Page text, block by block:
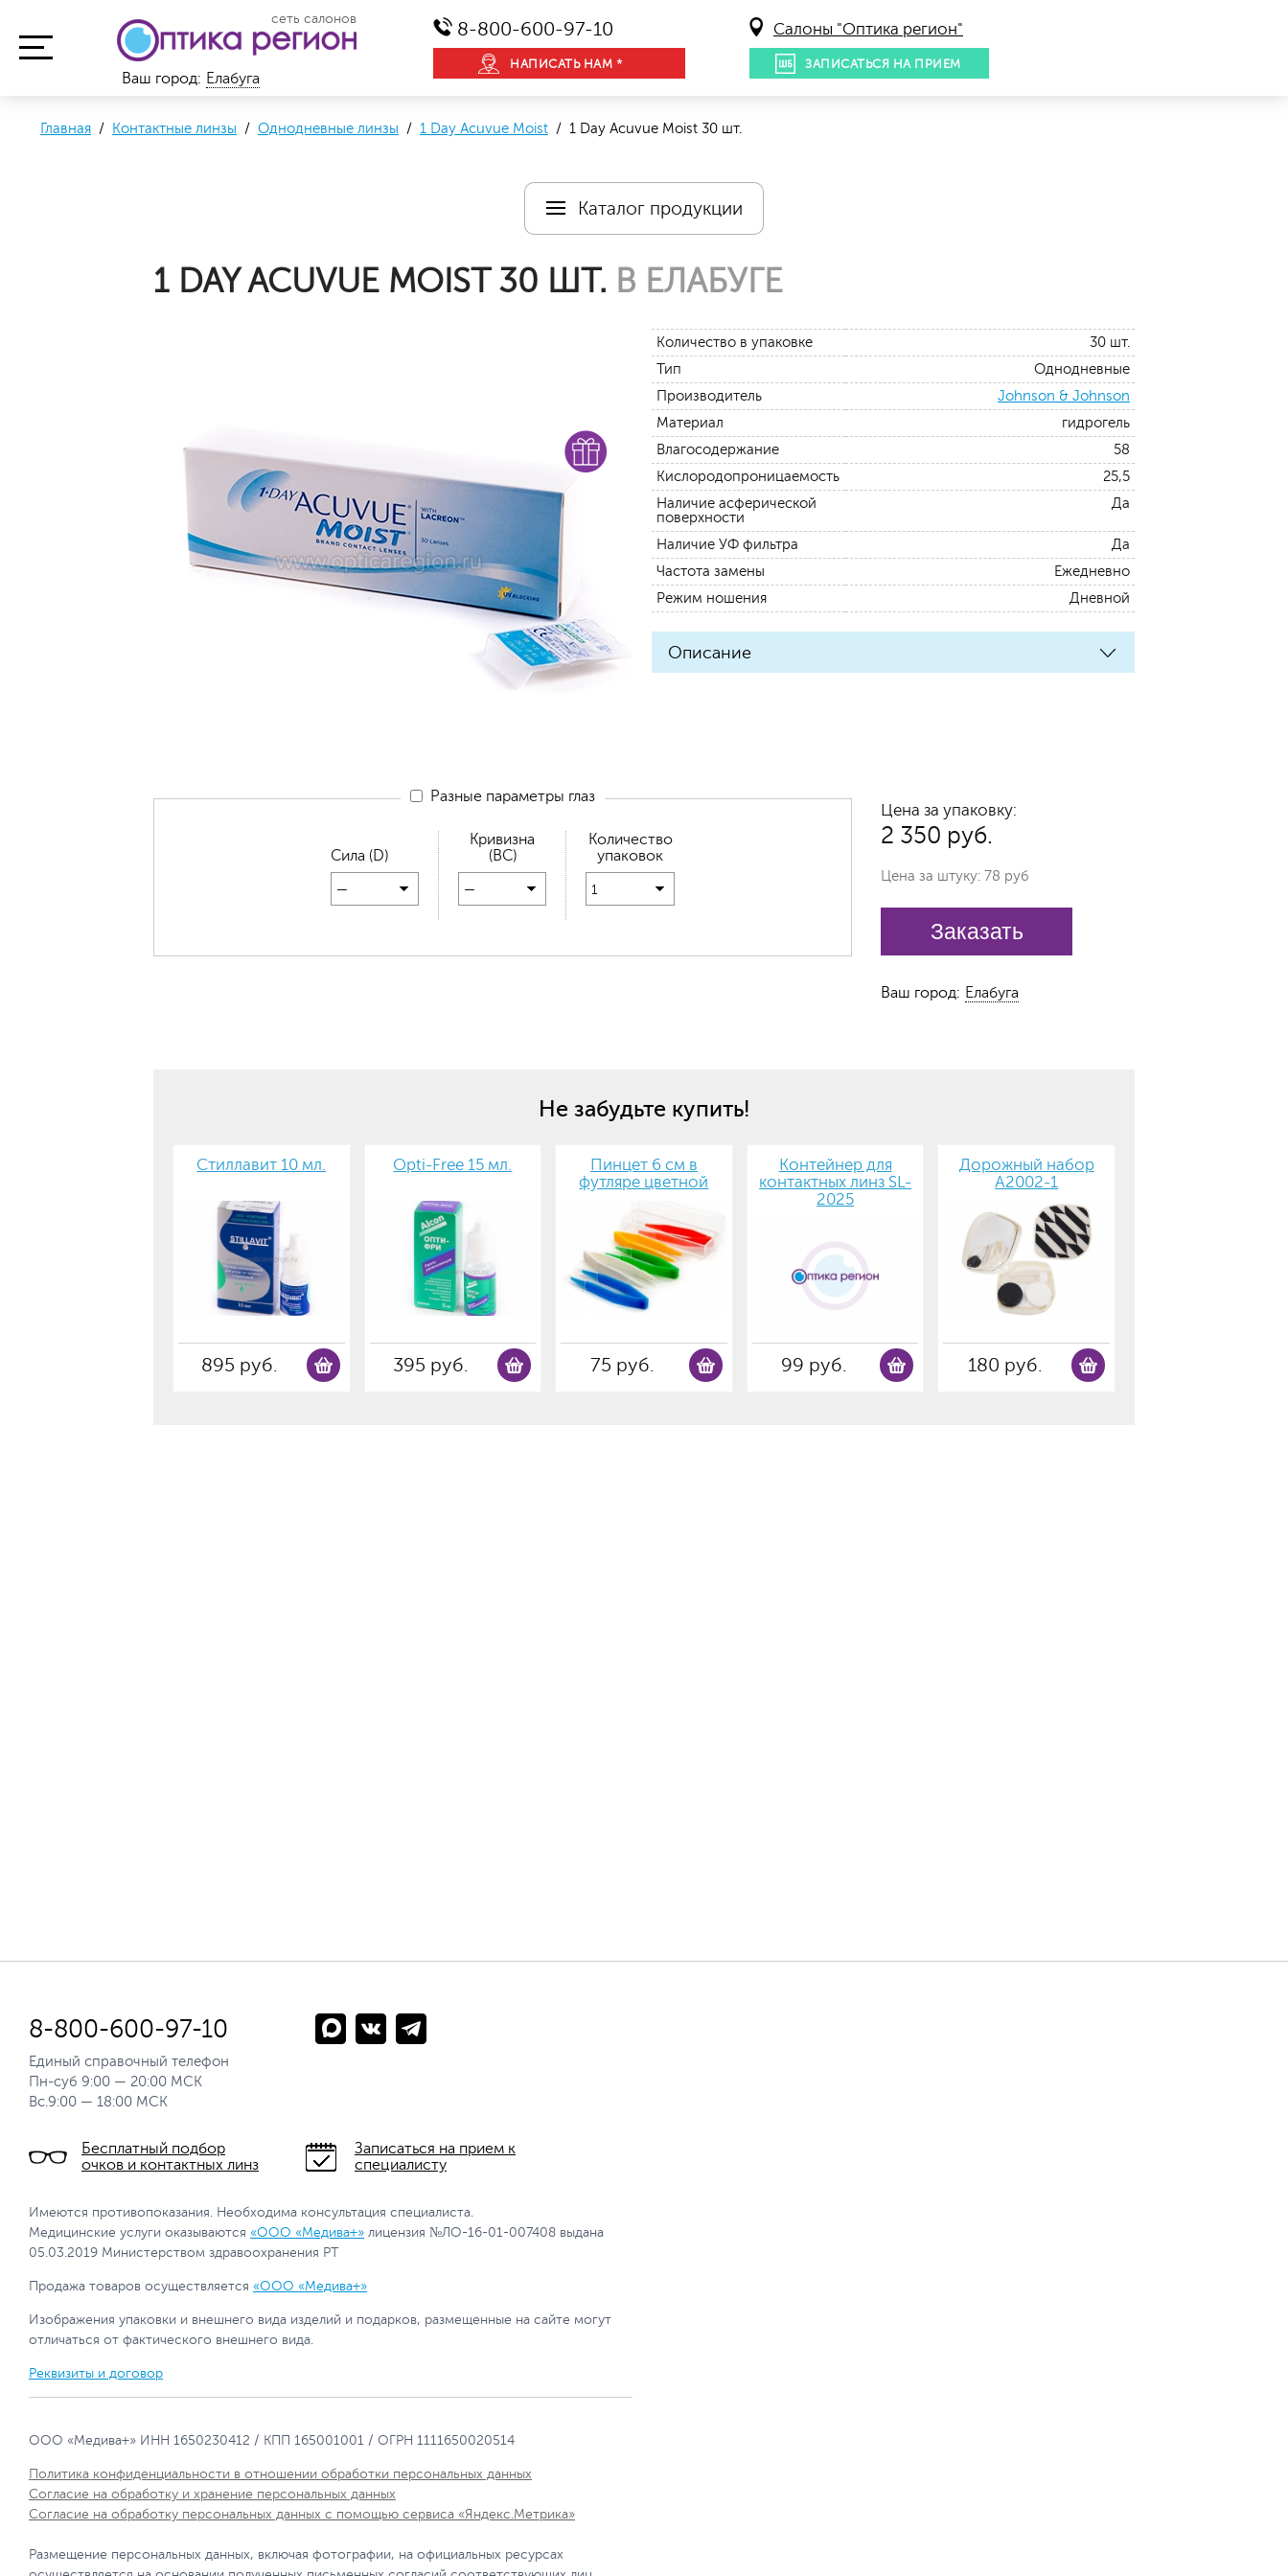
сеть салонов 8-800-600-97-10
НАПИСАТЬ НАМ *
Салоны "Оптика регион"
ЗАПИСАТЬСЯ НА ПРИЕМ
Ваш город: Елабуга
Главная / Контактные линзы / Однодневные линзы / 1 Day Acuvue Moist / 1 Day Acuvue Moist 30 шт.
Каталог продукции
1 DAY ACUVUE MOIST 30 ШТ. В ЕЛАБУГЕ
Количество в упаковке
30 шт.
Тип
Однодневные
Производитель
Johnson & Johnson
Материал
гидрогель
Влагосодержание
58
Кислородопроницаемость
25,5
Наличие асферической
поверхности
Да
Наличие УФ фильтра
Да
Частота замены
Ежедневно
Режим ношения
Дневной
Описание
Разные параметры глаз
Сила (D)
—
Кривизна
(BC)
—
Количество
упаковок
1
Цена за упаковку:
2 350 руб.
Цена за штуку: 78 руб
Заказать
Ваш город: Елабуга
Не забудьте купить!
Стиллавит 10 мл.
895 руб.
Opti-Free 15 мл.
395 руб.
Пинцет 6 см в
футляре цветной
75 руб.
Контейнер для
контактных линз SL-
2025
99 руб.
Дорожный набор
А2002-1
180 руб.
8-800-600-97-10
Единый справочный телефон
Пн-суб 9:00 — 20:00 МСК
Вс.9:00 — 18:00 МСК
Бесплатный подбор
очков и контактных линз
Записаться на прием к
специалисту
Имеются противопоказания. Необходима консультация специалиста.
Медицинские услуги оказываются «ООО «Медива+» лицензия №ЛО-16-01-007408 выдана
05.03.2019 Министерством здравоохранения РТ
Продажа товаров осуществляется «ООО «Медива+»
Изображения упаковки и внешнего вида изделий и подарков, размещенные на сайте могут
отличаться от фактического внешнего вида.
Реквизиты и договор
ООО «Медива+» ИНН 1650230412 / КПП 165001001 / ОГРН 1111650020514
Политика конфиденциальности в отношении обработки персональных данных
Согласие на обработку и хранение персональных данных
Согласие на обработку персональных данных с помощью сервиса «Яндекс.Метрика»
Размещение персональных данных, включая фотографии, на официальных ресурсах